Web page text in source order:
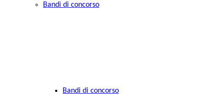
Bandi di concorso
Bandi di concorso